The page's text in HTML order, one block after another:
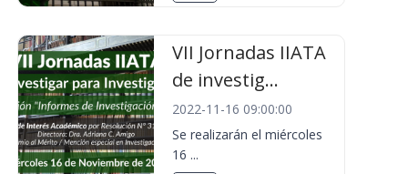
VII Jornadas IIATA
de investig...
2022-11-16 09:00:00
Se realizarán el miércoles
16 ...